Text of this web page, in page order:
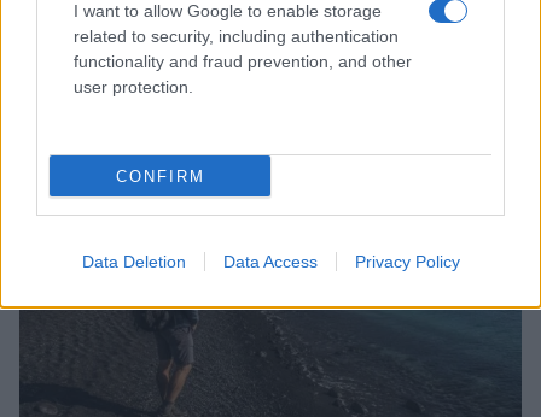
I want to allow Google to enable storage
related to security, including authentication
functionality and fraud prevention, and other
user protection.
CONFIRM
Data Deletion Data Access Privacy Policy
Come abbinare i pantaloni Capri con le kitten heels:
consigli e ispirazioni
Camilla Fiore · 6 Ago 2026